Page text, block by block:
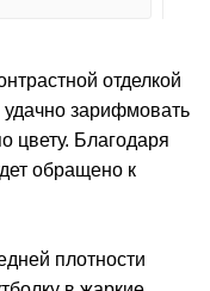
отделкой
зарифмовать
цвету. Благодаря
обращено к
плотности